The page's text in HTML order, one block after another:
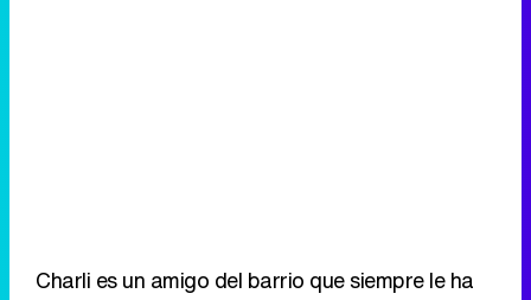
Charli es un amigo del barrio que siempre le ha